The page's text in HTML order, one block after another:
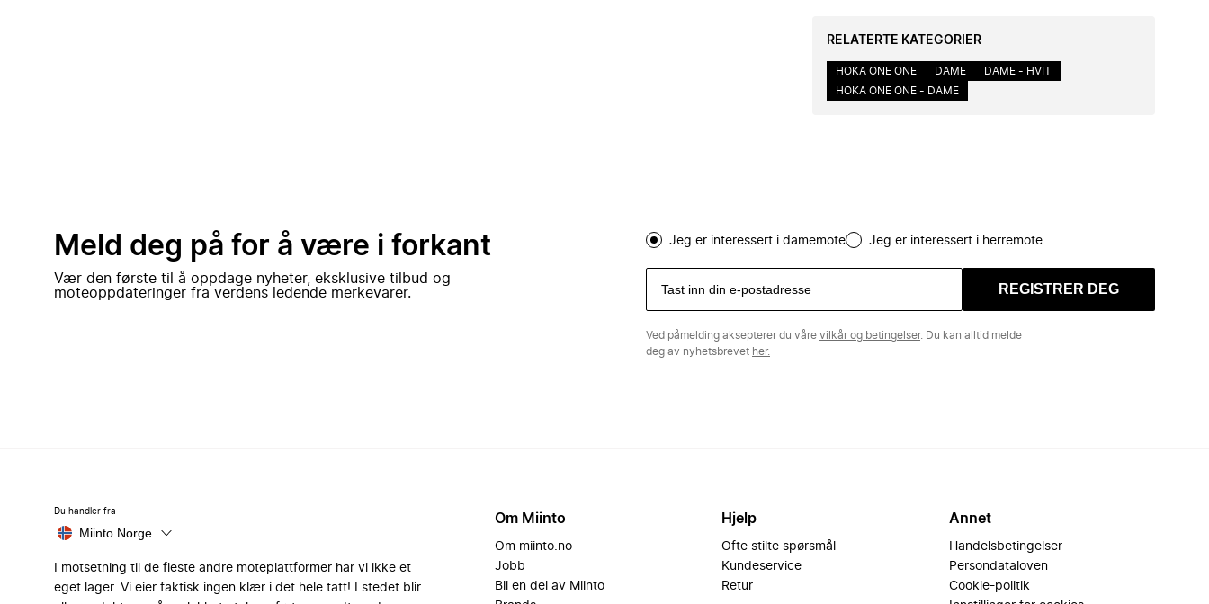
RELATERTE KATEGORIER
HOKA ONE ONE DAME
DAME - HVIT
HOKA ONE ONE - DAME
Meld deg på for å være i forkant
Vær den første til å oppdage nyheter, eksklusive tilbud og
moteoppdateringer fra verdens ledende merkevarer.
Jeg er interessert i damemote Jeg er interessert i herremote
REGISTRER DEG
Ved påmelding aksepterer du våre vilkår og betingelser. Du kan alltid melde
deg av nyhetsbrevet her.
Du handler fra
Miinto Norge
I motsetning til de fleste andre moteplattformer har vi ikke et
eget lager. Vi eier faktisk ingen klær i det hele tatt! I stedet blir
Om Miinto
Om miinto.no
Jobb
Bli en del av Miinto
Hjelp
Ofte stilte spørsmål
Kundeservice
Retur
Annet
Handelsbetingelser
Persondataloven
Cookie-politik